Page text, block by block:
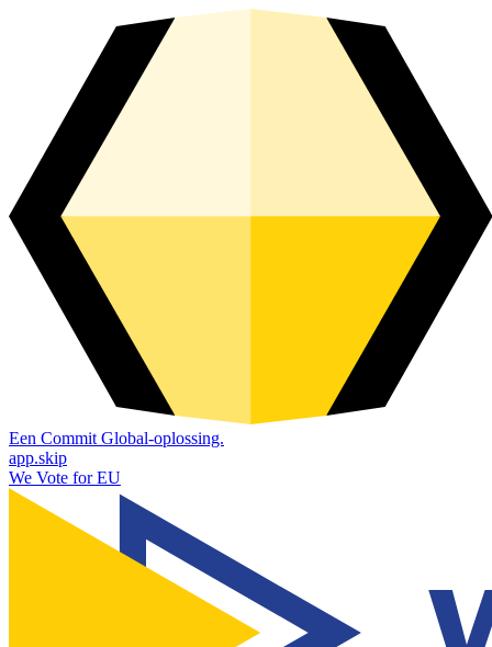
Een Commit Global-oplossing.
app.skip
We Vote for EU